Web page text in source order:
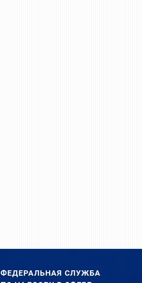
ФЕДЕРАЛЬНАЯ СЛУЖБА